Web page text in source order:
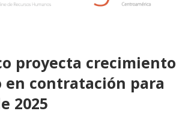
proyecta crecimiento
en contratación para
2025